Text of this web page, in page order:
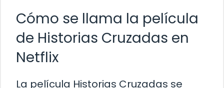
Cómo se llama la película
de Historias Cruzadas en
Netflix
La película Historias Cruzadas se